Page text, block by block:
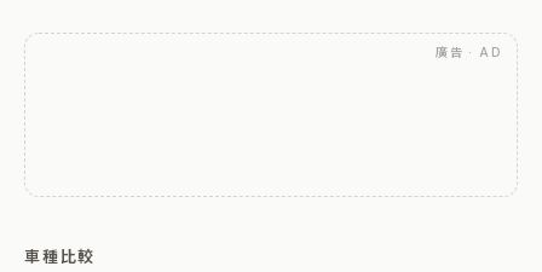
廣告 · AD
車種比較